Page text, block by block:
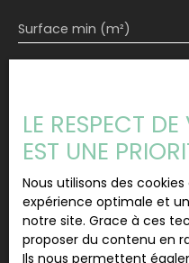
Surface min (m²)
souhaitez pas faire
commerciale par
vous inscrire
au démarchage
L223-1 du code de
Internet
adressé à :
LE RESPECT
EST UNE
Nous utilisons des
expérience optimale et
notre site. Grace à ces
proposer du contenu en
Ils nous permettent